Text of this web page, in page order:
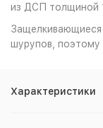
из ДСП толщиной
Защелкивающиеся
шурупов, поэтому
Характеристики